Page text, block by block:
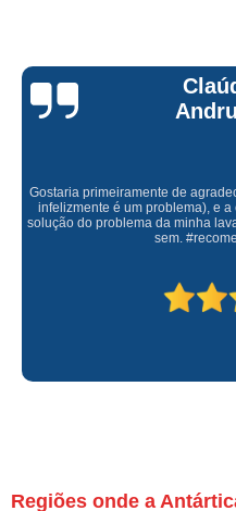
Gostaria primeiramente de
infelizmente é um problema), e
solução do problema da minha
sem.
Regiões onde a